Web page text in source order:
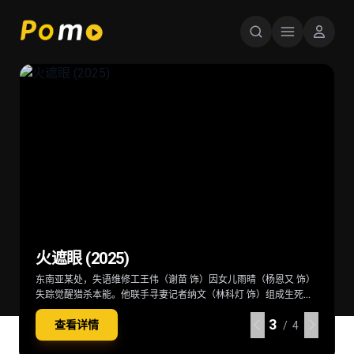
超级少女 Supergirl (2026)
当一位冷酷无情、突如其来的劲敌突袭家园，卡拉·佐-艾尔（米莉·
阿尔柯克 饰）——也就是“超级少女”——不得不与一位意想不到的同
伴结盟，横跨星际，踏上一段交织复仇与正义的壮阔征途。
查看详情 4 / 4
后室 Backrooms (2026)
深陷困境的克拉克（切瓦特·埃加福 饰）意外切入名为“后室”的神秘
空间，在这里一切物理规则崩塌，只有漫无边际的黄色房间，没有
终点也没有出路。心理医生玛丽（雷娜特·赖因斯夫 饰）为寻回克拉
克意外踏入此地，在这片异常空间中，随着心理防线的崩塌，未知
的恐惧与实体也在一步步向他们靠近
查看详情 4 / 4
火遮眼 (2025)
东南亚某处，失语维修工王伟（谢苗 饰）因女儿雨晴（杨恩又 饰）
失踪觉醒猎杀本能。他联手寻妻记者纳文（林科灯 饰）组成生死同
盟，在连番血战中死斗黑暗组织打手大块头（黎唯 饰）与嗜血杀手
阿德（雅彦·鲁伊安 饰）一众人等。怒火遮眼，鲜血开路，从血肉翻
飞的街头混战。
查看详情 4 / 4
The Mandalorian & Grogu (2026)
在秩序动荡的银河系，“最强奶爸”丁·贾伦（佩德罗·帕斯卡 饰）与
“银河系萌娃”古古这对非血缘父子并肩登场。冷峻坚毅的赏金猎人丁
·贾伦身披贝斯卡钢甲，凭悍勇战力屡屡从围堵中突围；看似弱小的
原力学徒古古，则总能在关键时刻爆发出惊人战力，为搭档化解危
机。他们一同执行关乎银河命运的绝密任务，直面远比以往更为凶
查看详情 4 / 4